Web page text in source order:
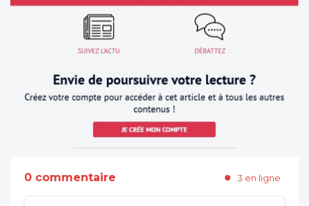
0 commentaire 3 en ligne